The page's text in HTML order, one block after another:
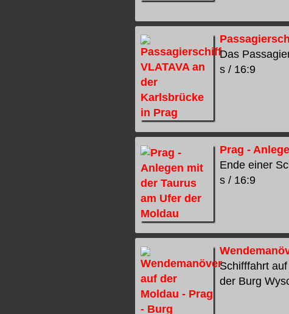
Das
s / 16:9
Prag -
Ende einer
s / 16:9
Schifffahrt
der Burg